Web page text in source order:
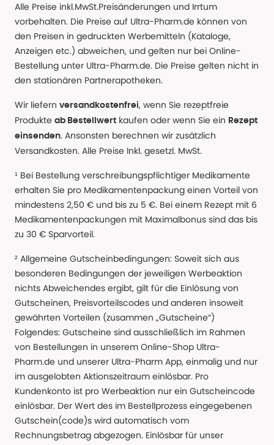
Alle Preise inkl.MwSt.Preisänderungen und Irrtum
vorbehalten. Die Preise auf Ultra-Pharm.de können von
den Preisen in gedruckten Werbemitteln (Kataloge,
Anzeigen etc.) abweichen, und gelten nur bei Online-
Bestellung unter Ultra-Pharm.de. Die Preise gelten nicht in
den stationären Partnerapotheken.
Wir liefern versandkostenfrei, wenn Sie rezeptfreie
Produkte ab Bestellwert kaufen oder wenn Sie ein Rezept
einsenden. Ansonsten berechnen wir zusätzlich
Versandkosten. Alle Preise Inkl. gesetzl. MwSt.
¹ Bei Bestellung verschreibungspflichtiger Medikamente
erhalten Sie pro Medikamentenpackung einen Vorteil von
mindestens 2,50 € und bis zu 5 €. Bei einem Rezept mit 6
Medikamentenpackungen mit Maximalbonus sind das bis
zu 30 € Sparvorteil.
² Allgemeine Gutscheinbedingungen: Soweit sich aus
besonderen Bedingungen der jeweiligen Werbeaktion
nichts Abweichendes ergibt, gilt für die Einlösung von
Gutscheinen, Preisvorteilscodes und anderen insoweit
gewährten Vorteilen (zusammen „Gutscheine“)
Folgendes: Gutscheine sind ausschließlich im Rahmen
von Bestellungen in unserem Online-Shop Ultra-
Pharm.de und unserer Ultra-Pharm App, einmalig und nur
im ausgelobten Aktionszeitraum einlösbar. Pro
Kundenkonto ist pro Werbeaktion nur ein Gutscheincode
einlösbar. Der Wert des im Bestellprozess eingegebenen
Gutschein(code)s wird automatisch vom
Rechnungsbetrag abgezogen. Einlösbar für unser